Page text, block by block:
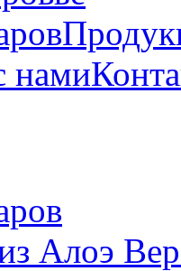
нами
Алоэ